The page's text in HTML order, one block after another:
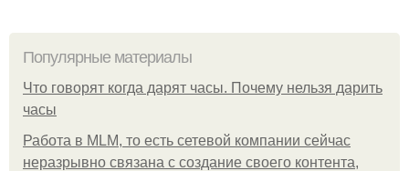
Популярные материалы
Что говорят когда дарят часы. Почему нельзя дарить
часы
Работа в MLM, то есть сетевой компании сейчас
неразрывно связана с создание своего контента,